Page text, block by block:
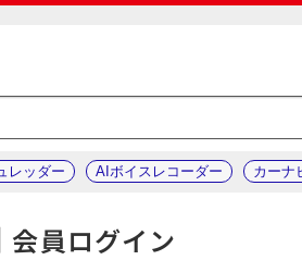
レッダー AIボイスレコーダー カーナ
会員ログイン